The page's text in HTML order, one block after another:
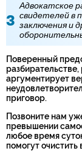
Адвокатское
свидетелей в
заключения и
Поверенный
аргументирует
приговор.
Позвоните нам
превышении
любое время
помогут очистить